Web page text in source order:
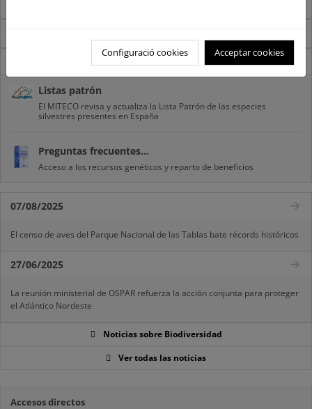
Listas patrón
El MITECO revisa y actualiza la Lista Patrón de las especies
silvestres presentes en España
Preguntas frecuentes...
Acceso a los recursos genéticos y reparto de beneficios
07/08/2025
El censo de aves del Parque Nacional de las Tablas bate récords históricos
27/06/2025
La reunión ministerial de OSPAR refuerza la acción conjunta para proteger
el Atlántico Nordeste
Noticias sobre Biodiversidad
Ver todas las noticias
Accesos directos
Configuració cookies Acceptar cookies